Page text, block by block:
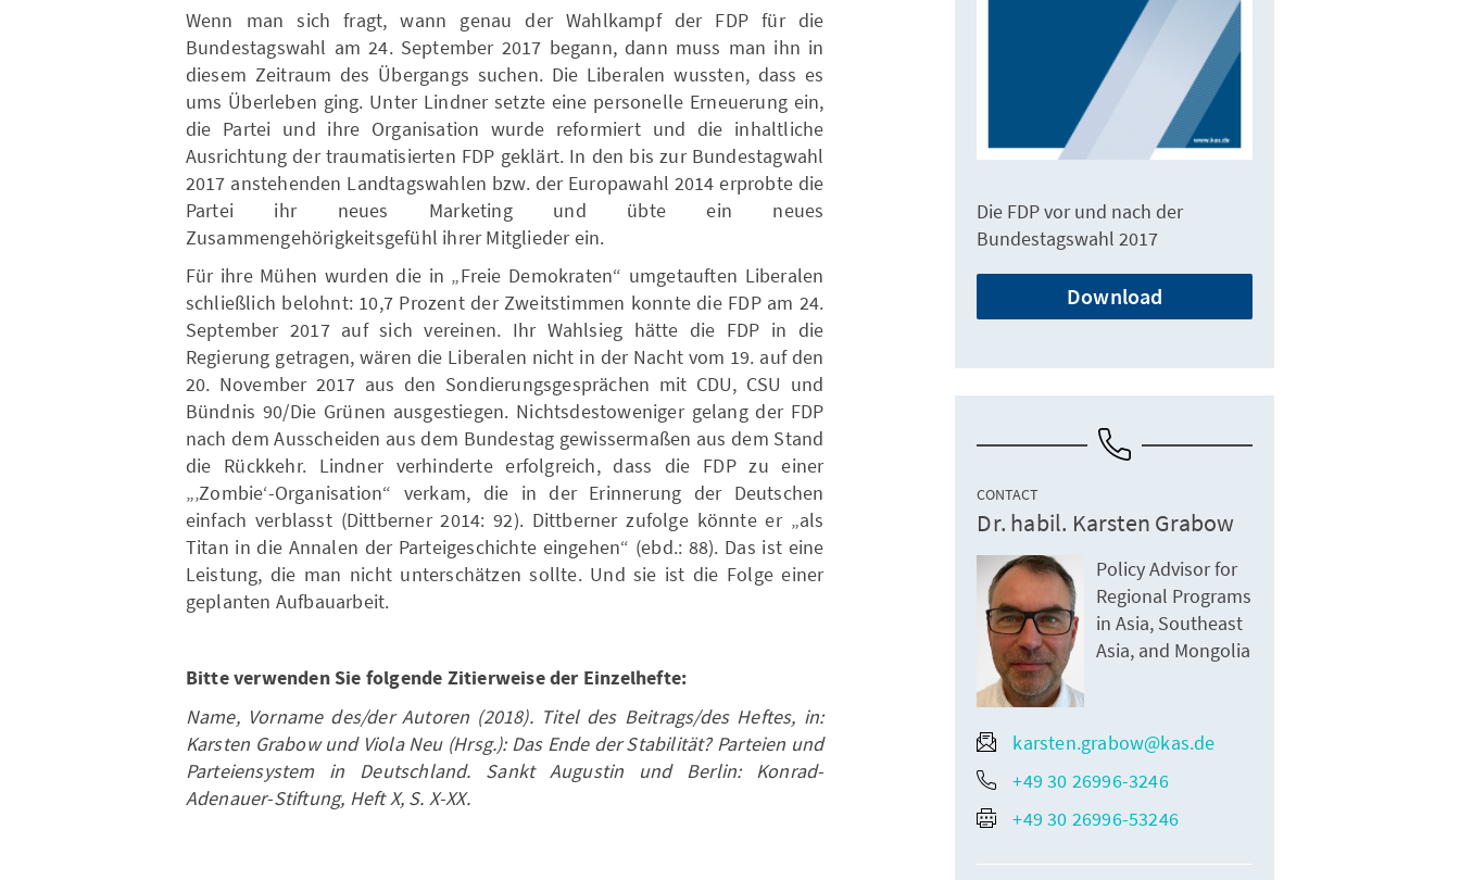
Wenn man sich fragt, wann genau der Wahlkampf der FDP für die
Bundestagswahl am 24. September 2017 begann, dann muss man ihn in
diesem Zeitraum des Übergangs suchen. Die Liberalen wussten, dass es
ums Überleben ging. Unter Lindner setzte eine personelle Erneuerung ein,
die Partei und ihre Organisation wurde reformiert und die inhaltliche
Ausrichtung der traumatisierten FDP geklärt. In den bis zur Bundestagwahl
2017 anstehenden Landtagswahlen bzw. der Europawahl 2014 erprobte die
Partei ihr neues Marketing und übte ein neues
Zusammengehörigkeitsgefühl ihrer Mitglieder ein.
Für ihre Mühen wurden die in „Freie Demokraten“ umgetauften Liberalen
schließlich belohnt: 10,7 Prozent der Zweitstimmen konnte die FDP am 24.
September 2017 auf sich vereinen. Ihr Wahlsieg hätte die FDP in die
Regierung getragen, wären die Liberalen nicht in der Nacht vom 19. auf den
20. November 2017 aus den Sondierungsgesprächen mit CDU, CSU und
Bündnis 90/Die Grünen ausgestiegen. Nichtsdestoweniger gelang der FDP
nach dem Ausscheiden aus dem Bundestag gewissermaßen aus dem Stand
die Rückkehr. Lindner verhinderte erfolgreich, dass die FDP zu einer
„‚Zombie‘-Organisation“ verkam, die in der Erinnerung der Deutschen
einfach verblasst (Dittberner 2014: 92). Dittberner zufolge könnte er „als
Titan in die Annalen der Parteigeschichte eingehen“ (ebd.: 88). Das ist eine
Leistung, die man nicht unterschätzen sollte. Und sie ist die Folge einer
geplanten Aufbauarbeit.
Bitte verwenden Sie folgende Zitierweise der Einzelhefte:
Name, Vorname des/der Autoren (2018). Titel des Beitrags/des Heftes, in:
Karsten Grabow und Viola Neu (Hrsg.): Das Ende der Stabilität? Parteien und
Parteiensystem in Deutschland. Sankt Augustin und Berlin: Konrad-
Adenauer-Stiftung, Heft X, S. X-XX.
Die FDP vor und nach der
Bundestagswahl 2017
Download
CONTACT
Dr. habil. Karsten Grabow
Policy Advisor for
Regional Programs
in Asia, Southeast
Asia, and Mongolia
karsten.grabow@kas.de
+49 30 26996-3246
+49 30 26996-53246